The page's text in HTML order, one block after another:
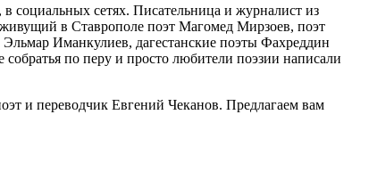
социальных сетях. Писательница и журналист из
в Ставрополе поэт Магомед Мирзоев, поэт
Иманкулиев, дагестанские поэты Фахреддин
по перу и просто любители поэзии написали
и переводчик Евгений Чеканов. Предлагаем вам